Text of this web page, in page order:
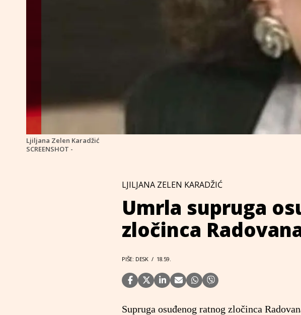
Ljiljana Zelen Karadžić
SCREENSHOT -
LJILJANA ZELEN KARADŽIĆ
Umrla supruga
zločinca
PIŠE: DESK / 18.59.
Supruga osuđenog ratnog zločinca